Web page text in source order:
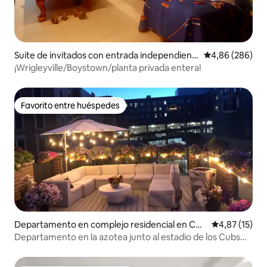
Suite de invitados con entrada independient
e en Chicago
Calificación
4,86 (286)
¡Wrigleyville/Boystown/planta privada entera!
Favorito entre huéspedes
Favorito entre huéspedes
Departamento en complejo residencial en Chi
cago
Calificación
4,87 (15)
Departamento en la azotea junto al estadio de los Cubs